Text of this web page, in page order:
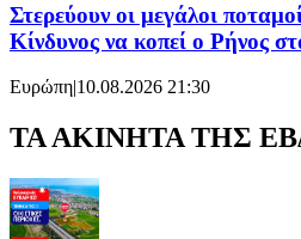
Στερεύουν οι μεγάλοι
Κίνδυνος να κοπεί ο Ρήνος
Ευρώπη|10.08.2026 21:30
ΤΑ ΑΚΙΝΗΤΑ ΤΗΣ